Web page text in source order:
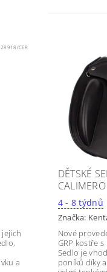
28918/CER
a
DĚTSKÉ
4 - 8 týdnů
Značka:
Nové
GRP kostře
Sedlo je
poníků díky